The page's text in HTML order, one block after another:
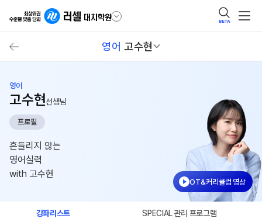
BETA
영어 고수현
영어
고수현선생님
프로필
흔들리지 않는
영어실력
with 고수현
OT&커리큘럼 영상
강좌리스트 SPECIAL 관리 프로그램